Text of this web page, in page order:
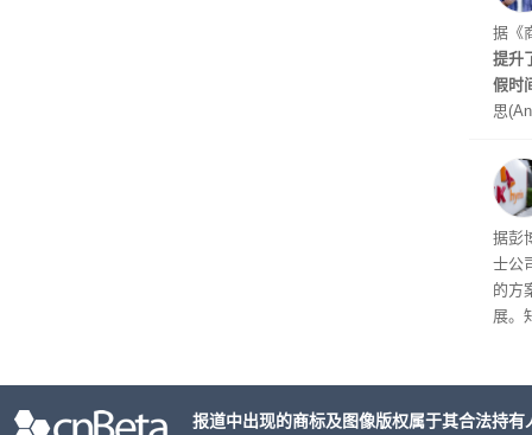
员
其中
提交
是
据《
提升
假时
思
在7
了这
据彭
士公
的方
展。
片的
报道中出现的商标及图像版权属于其合法持